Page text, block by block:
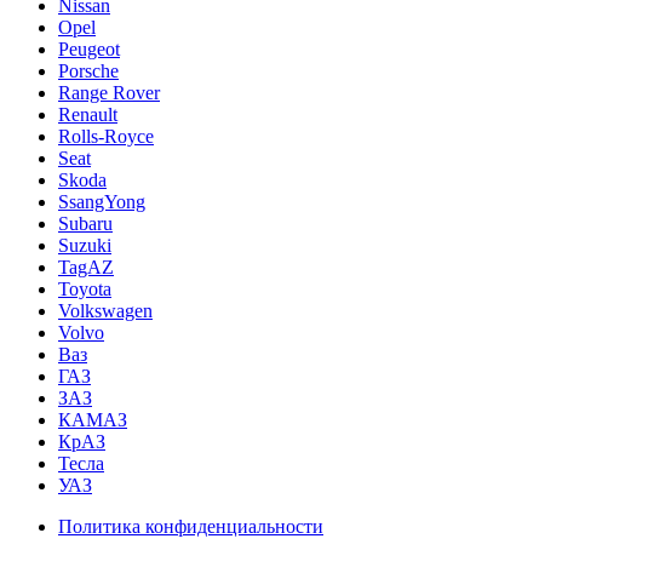
Nissan
Opel
Peugeot
Porsche
Range Rover
Renault
Rolls-Royce
Seat
Skoda
SsangYong
Subaru
Suzuki
TagAZ
Toyota
Volkswagen
Volvo
Ваз
ГАЗ
ЗАЗ
КАМАЗ
КрАЗ
Тесла
УАЗ
Политика конфиденциальности